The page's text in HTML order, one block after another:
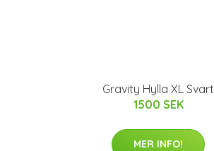
Gravity Hylla XL Svart
1500 SEK
MER INFO!